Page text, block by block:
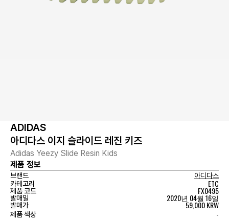
ADIDAS
아디다스 이지 슬라이드 레진 키즈
Adidas Yeezy Slide Resin Kids
제품 정보
브랜드
아디다스
카테고리
ETC
제품 코드 FX0495
발매일 2020년 04월 16일
발매가 59,000 KRW
제품 색상 -